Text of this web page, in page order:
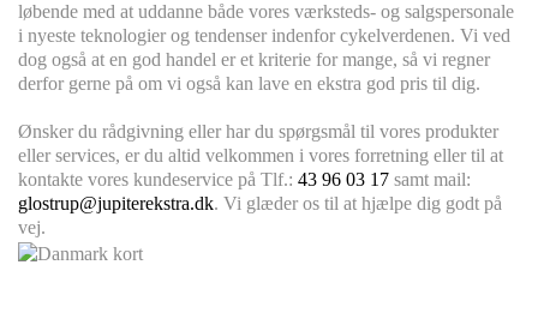
løbende med at uddanne både vores værksteds- og salgspersonale
i nyeste teknologier og tendenser indenfor cykelverdenen. Vi ved
dog også at en god handel er et kriterie for mange, så vi regner
derfor gerne på om vi også kan lave en ekstra god pris til dig.
Ønsker du rådgivning eller har du spørgsmål til vores produkter
eller services, er du altid velkommen i vores forretning eller til at
kontakte vores kundeservice på Tlf.: 43 96 03 17 samt mail:
glostrup@jupiterekstra.dk. Vi glæder os til at hjælpe dig godt på
vej.